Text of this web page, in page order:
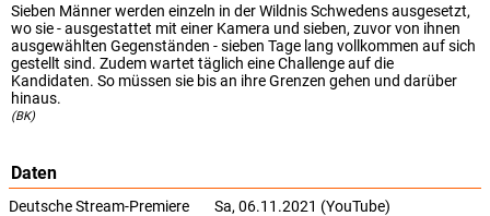
Sieben Männer werden einzeln in der Wildnis Schwedens ausgesetzt,
wo sie - ausgestattet mit einer Kamera und sieben, zuvor von ihnen
ausgewählten Gegenständen - sieben Tage lang vollkommen auf sich
gestellt sind. Zudem wartet täglich eine Challenge auf die
Kandidaten. So müssen sie bis an ihre Grenzen gehen und darüber
hinaus.
(BK)
Daten
Deutsche Stream-Premiere
Sa, 06.11.2021 (YouTube)